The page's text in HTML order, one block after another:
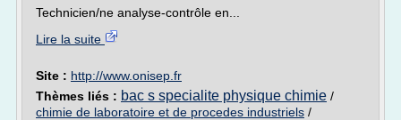
Technicien/ne analyse-contrôle en...
Lire la suite
Site : http://www.onisep.fr
Thèmes liés : bac s specialite physique chimie /
chimie de laboratoire et de procedes industriels /